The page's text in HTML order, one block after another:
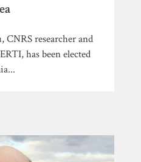
CNRS researcher and
has been elected